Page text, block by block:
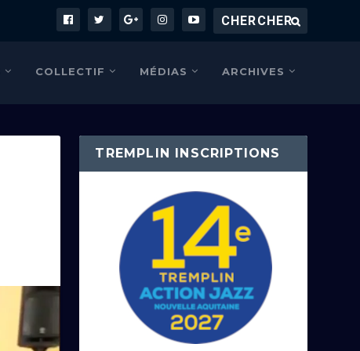
COLLECTIF MÉDIAS ARCHIVES
TREMPLIN INSCRIPTIONS